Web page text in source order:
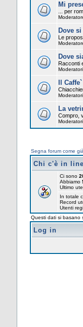
Mi
... per
Dove
Le
Dove
Racconti
Moderatori
Il Caffe`
Moderatori
La
Compro,
Moderatori
Segna forum come
Chi c'è in
Ci sono
Abbiamo
Ultimo
In totale
Record
Utenti
Questi dati si basano
Log in